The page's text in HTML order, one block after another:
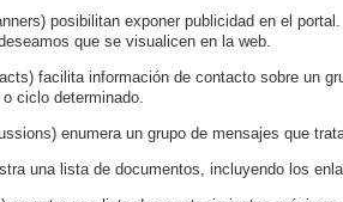
posibilitan exponer publicidad en el
que se visualicen en la web.
facilita información de contacto sobre un
ciclo determinado.
enumera un grupo de mensajes que
una lista de documentos, incluyendo los